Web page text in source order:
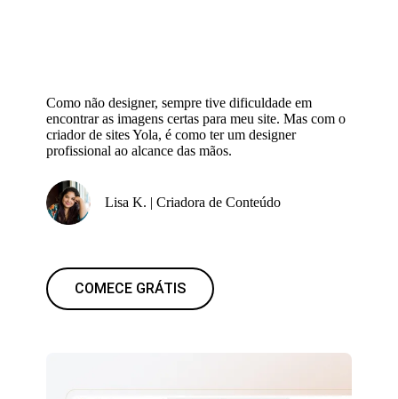
Como não designer, sempre tive dificuldade em
encontrar as imagens certas para meu site. Mas com o
criador de sites Yola, é como ter um designer
profissional ao alcance das mãos.
Lisa K. | Criadora de Conteúdo
COMECE GRÁTIS